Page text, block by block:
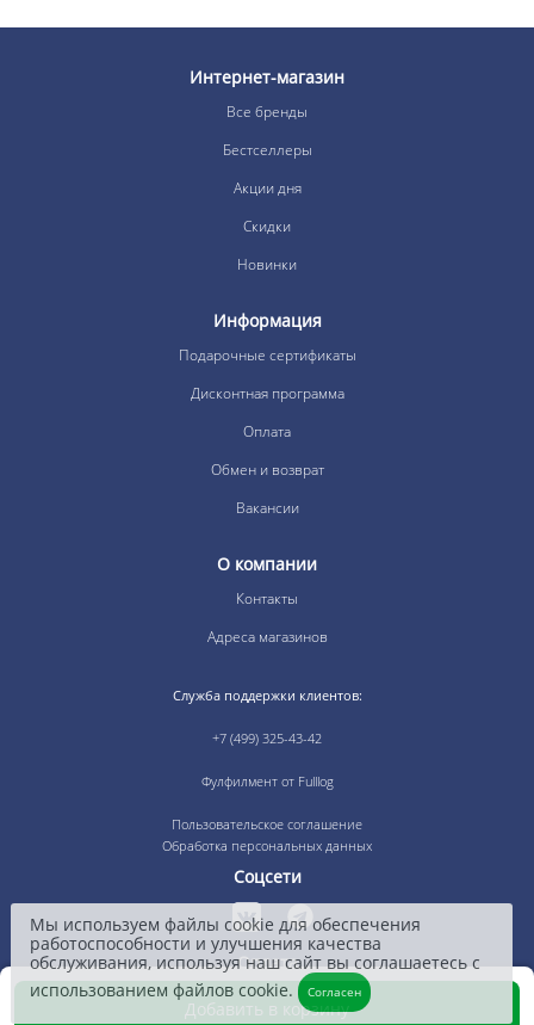
Добавить в корзину
Интернет-магазин
Все бренды
Бестселлеры
Акции дня
Скидки
Новинки
Информация
Подарочные сертификаты
Дисконтная программа
Оплата
Обмен и возврат
Вакансии
О компании
Контакты
Адреса магазинов
Служба поддержки клиентов:
+7 (499) 325-43-42
Фулфилмент от Fulllog
Пользовательское соглашение
Обработка персональных данных
Соцсети
Оплата
Мы используем файлы cookie для обеспечения
работоспособности и улучшения качества
обслуживания, используя наш сайт вы соглашаетесь с
использованием файлов cookie.
Согласен